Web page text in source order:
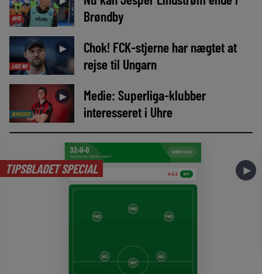
AVIS
Brøndby
LIGE NU
►
Chok! FCK-stjerne har nægtet at
rejse til Ungarn
NYHEDER
►
Medie: Superliga-klubber
interesseret i Uhre
TIPSBLADET SPECIAL ►